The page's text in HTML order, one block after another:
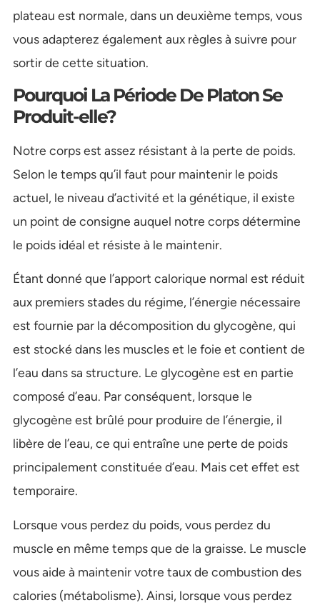
plateau est normale, dans un deuxième temps, vous
vous adapterez également aux règles à suivre pour
sortir de cette situation.
Pourquoi La Période De Platon Se
Produit-elle?
Notre corps est assez résistant à la perte de poids.
Selon le temps qu’il faut pour maintenir le poids
actuel, le niveau d’activité et la génétique, il existe
un point de consigne auquel notre corps détermine
le poids idéal et résiste à le maintenir.
Étant donné que l’apport calorique normal est réduit
aux premiers stades du régime, l’énergie nécessaire
est fournie par la décomposition du glycogène, qui
est stocké dans les muscles et le foie et contient de
l’eau dans sa structure. Le glycogène est en partie
composé d’eau. Par conséquent, lorsque le
glycogène est brûlé pour produire de l’énergie, il
libère de l’eau, ce qui entraîne une perte de poids
principalement constituée d’eau. Mais cet effet est
temporaire.
Lorsque vous perdez du poids, vous perdez du
muscle en même temps que de la graisse. Le muscle
vous aide à maintenir votre taux de combustion des
calories (métabolisme). Ainsi, lorsque vous perdez